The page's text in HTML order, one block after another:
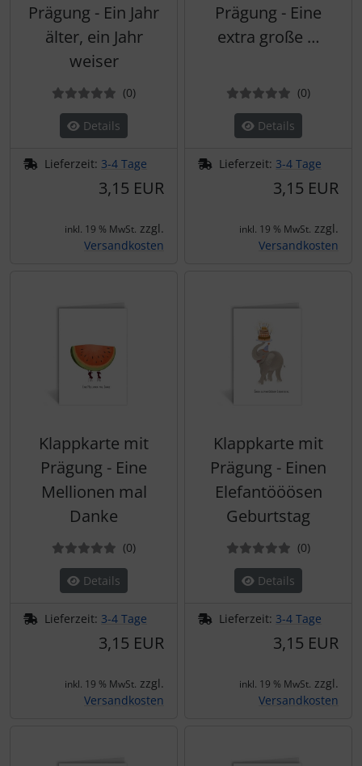
Prägung - Ein Jahr
älter, ein Jahr
weiser
(0Bewertungen
)
Details
Lieferzeit: 3-4 Tage
3,15 EUR
inkl. 19 % MwSt. zzgl.
Versandkosten
Prägung - Eine
extra große …
(0)
Details
Lieferzeit: 3-4 Tage
3,15 EUR
inkl. 19 % MwSt. zzgl.
Versandkosten
Klappkarte mit
Prägung - Eine
Mellionen mal
Danke
(0Bewertungen
)
Details
Lieferzeit: 3-4 Tage
3,15 EUR
inkl. 19 % MwSt. zzgl.
Versandkosten
Klappkarte mit
Prägung - Einen
Elefantööösen
Geburtstag
(0)
Details
Lieferzeit: 3-4 Tage
3,15 EUR
inkl. 19 % MwSt. zzgl.
Versandkosten